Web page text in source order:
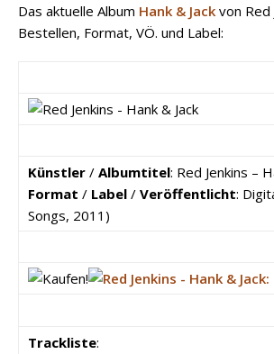
Das aktuelle Album Hank & Jack von Red
Bestellen, Format, VÖ. und Label:
Künstler / Albumtitel: Red Jenkins –
Format / Label / Veröffentlicht:
Songs, 2011)
Trackliste: